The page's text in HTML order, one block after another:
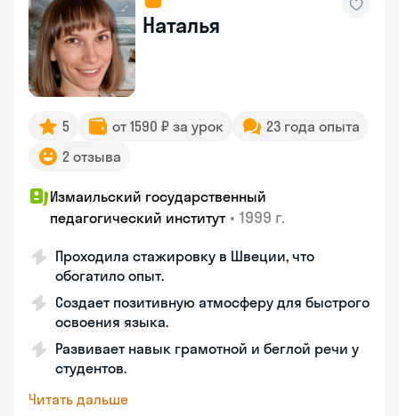
Наталья
5 от 1590 ₽ за урок
23 года опыта
2 отзыва
Измаильский государственный
педагогический институт • 1999 г.
Проходила стажировку в Швеции, что
обогатило опыт.
Создает позитивную атмосферу для быстрого
освоения языка.
Развивает навык грамотной и беглой речи у
студентов.
Читать дальше